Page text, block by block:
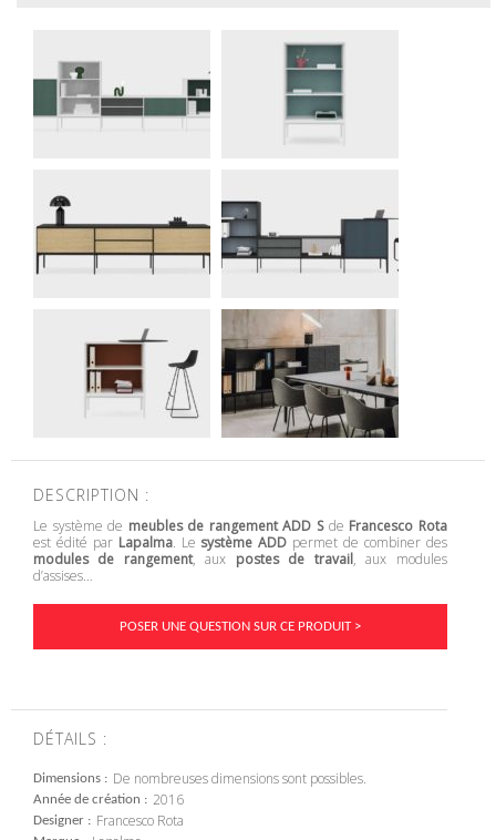
DESCRIPTION :
Le système de meubles de rangement ADD Sde Francesco Rota
est édité par Lapalma. Le système ADD permet de combiner des
modules de rangement, aux postes de travail, aux modules
d’assises…
POSER UNE QUESTION SUR CE PRODUIT >
DÉTAILS :
Dimensions De nombreuses dimensions sont possibles.
Année de création 2016
Designer Francesco Rota